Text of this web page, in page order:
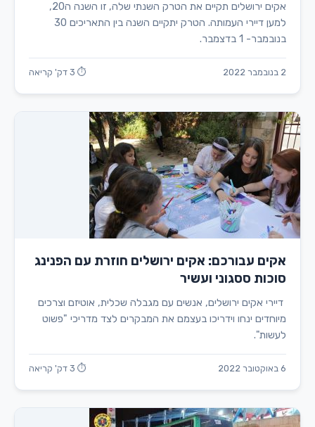
אקים ירושלים תקיים את הטרק השנתי שלה, זו השנה ה20,
למען דיירי העמותה. הטרק יתקיים השנה בין התאריכים 30
בנובמבר- 1 בדצמבר.
2 בנובמבר 2022 ⏱ 3 דק' קריאה
אקים עבורכם: אקים ירושלים חוזרת עם הפנינג
סוכות ססגוני ועשיר
דיירי אקים ירושלים, אנשים עם מגבלה שכלית, אוטיזם וצרכים
מיוחדים ינחו וידריכו בעצמם את המבקרים לצד מדריכי "פשוט
לעשות".
6 באוקטובר 2022 ⏱ 3 דק' קריאה